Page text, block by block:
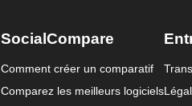
SocialCompare
Comment créer un comparatif
Comparez les meilleurs logicielsLégal